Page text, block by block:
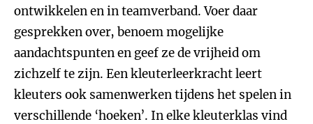
ontwikkelen en in teamverband. Voer daar
gesprekken over, benoem mogelijke
aandachtspunten en geef ze de vrijheid om
zichzelf te zijn. Een kleuterleerkracht leert
kleuters ook samenwerken tijdens het spelen in
verschillende ‘hoeken’. In elke kleuterklas vind